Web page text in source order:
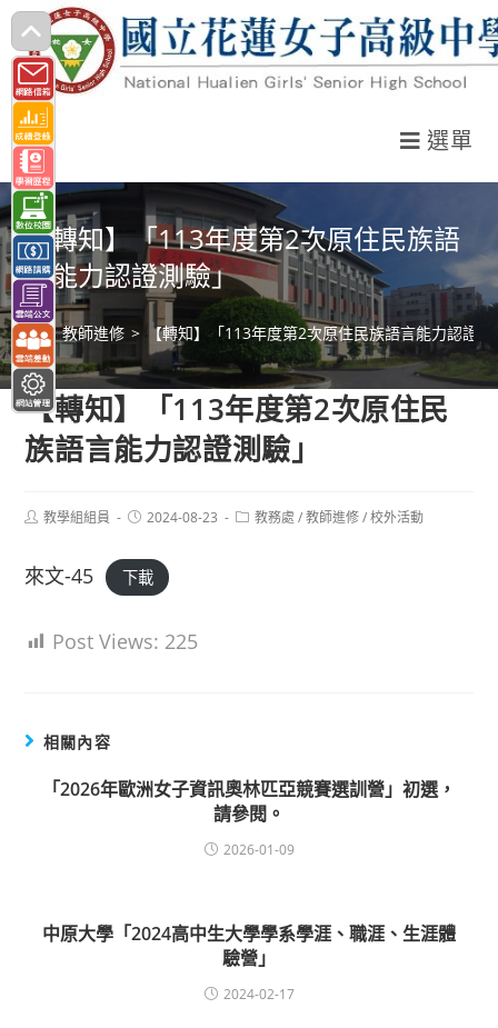
跳
轉
至
主
要
內
容
選單
【轉知】「113年度第2次原住民族語
言能力認證測驗」
> 教師進修 > 【轉知】「113年度第2次原住民族語言能力認證
【轉知】「113年度第2次原住民
族語言能力認證測驗」
Post教學組組員
Post2024-08-23
Post教務處 / 教師進修 / 校外活動
來文-45 下載
Post Views: 225
相關內容
「2026年歐洲女子資訊奧林匹亞競賽選訓營」初選，
請參閱。
2026-01-09
中原大學「2024高中生大學學系學涯、職涯、生涯體
驗營」
2024-02-17